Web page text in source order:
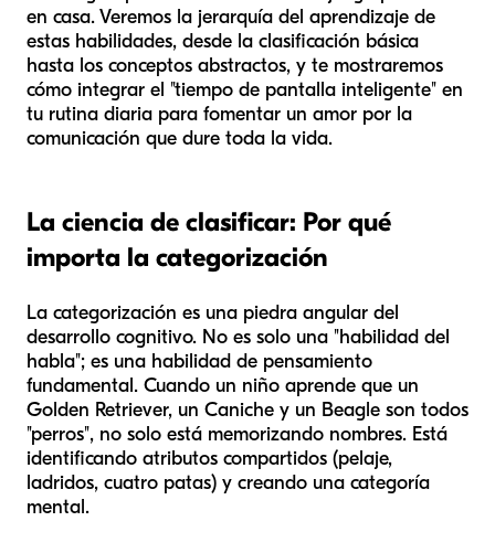
en casa. Veremos la jerarquía del aprendizaje de
estas habilidades, desde la clasificación básica
hasta los conceptos abstractos, y te mostraremos
cómo integrar el "tiempo de pantalla inteligente" en
tu rutina diaria para fomentar un amor por la
comunicación que dure toda la vida.
La ciencia de clasificar: Por qué
importa la categorización
La categorización es una piedra angular del
desarrollo cognitivo. No es solo una "habilidad del
habla"; es una habilidad de pensamiento
fundamental. Cuando un niño aprende que un
Golden Retriever, un Caniche y un Beagle son todos
"perros", no solo está memorizando nombres. Está
identificando atributos compartidos (pelaje,
ladridos, cuatro patas) y creando una categoría
mental.